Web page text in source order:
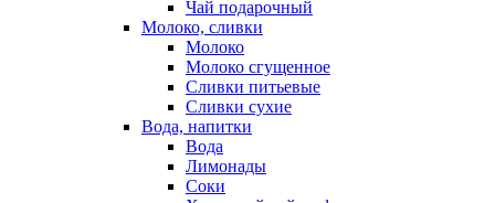
Чай подарочный
Молоко, сливки
Молоко
Молоко сгущенное
Сливки питьевые
Сливки сухие
Вода, напитки
Вода
Лимонады
Соки